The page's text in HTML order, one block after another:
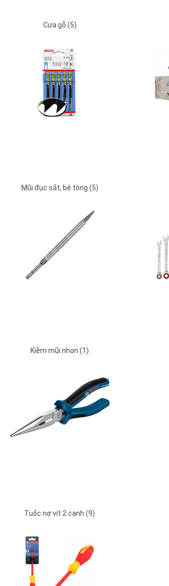
Cưa gỗ (5)
Mũi đục sắt, bê tông (5)
Kiềm mũi nhọn (1)
Tuốc nơ vít 2 cạnh (9)